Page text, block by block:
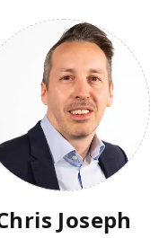
Joseph